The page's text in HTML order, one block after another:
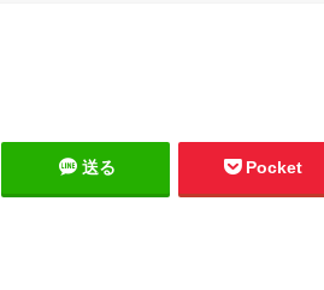
送る Pocket